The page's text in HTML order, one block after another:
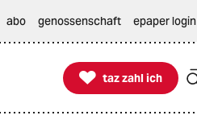
abo genossenschaft epaper login

taz zahl ich
taz zahl ich